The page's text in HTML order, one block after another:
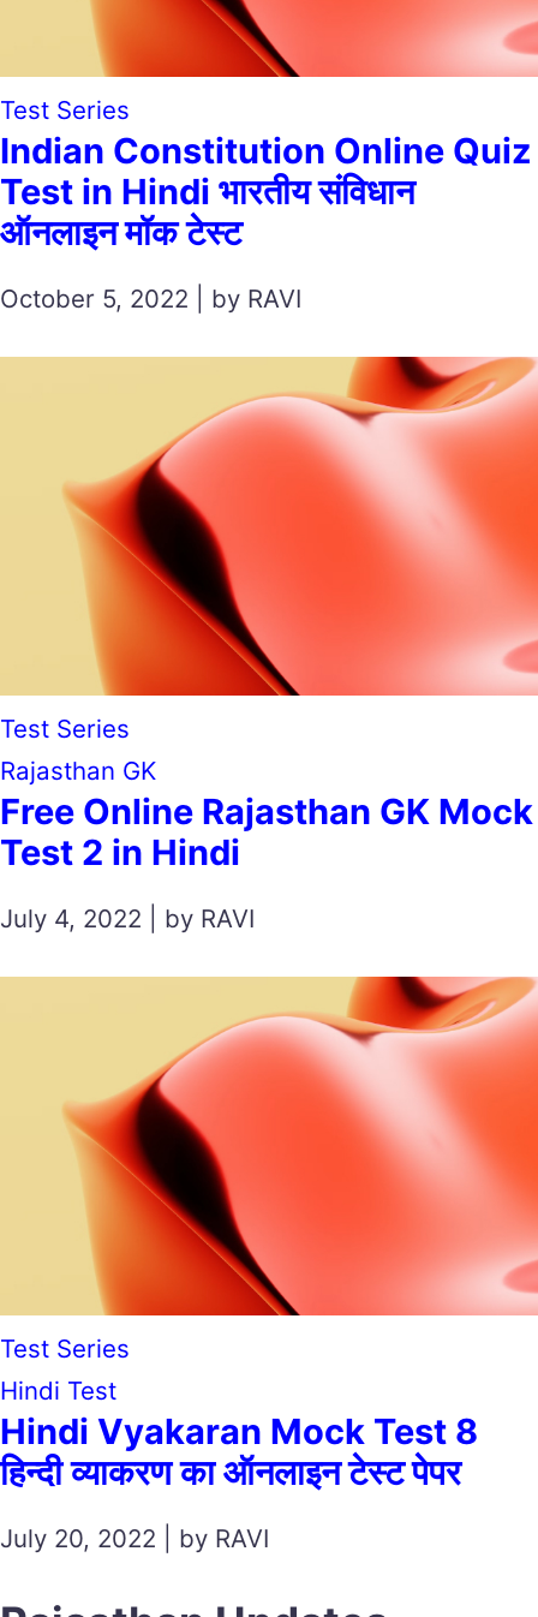
Test Series
Indian Constitution Online Quiz
Test in Hindi भारतीय संविधान
ऑनलाइन मॉक टेस्ट
October 5, 2022 | by RAVI
Test Series
Rajasthan GK
Free Online Rajasthan GK Mock
Test 2 in Hindi
July 4, 2022 | by RAVI
Test Series
Hindi Test
Hindi Vyakaran Mock Test 8
हिन्दी व्याकरण का ऑनलाइन टेस्ट पेपर
July 20, 2022 | by RAVI